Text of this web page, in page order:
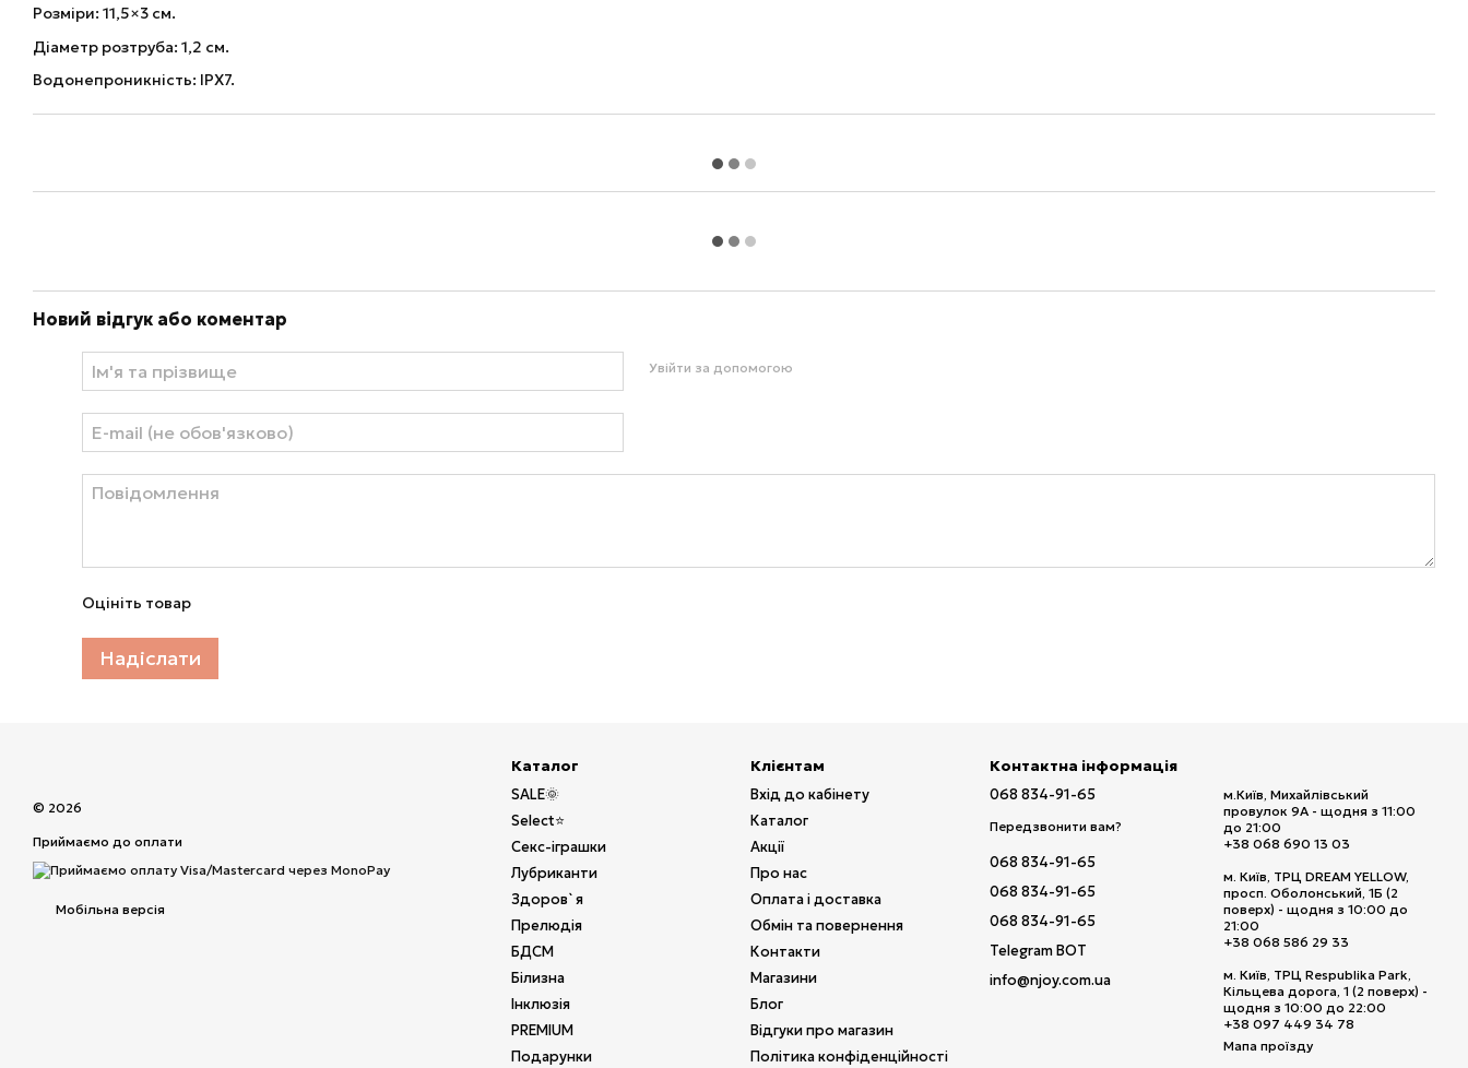
Розміри: 11,5×3 см.
Діаметр розтруба: 1,2 см.
Водонепроникність: IPX7.
Новий відгук або коментар
Увійти за допомогою
Оцініть товар
Надіслати
© 2026
Приймаємо до оплати
Мобільна версія
Каталог
SALE🌞
Select⭐
Секс-іграшки
Лубриканти
Здоров`я
Прелюдія
БДСМ
Білизна
Інклюзія
PREMIUM
Подарунки
Клієнтам
Вхід до кабінету
Каталог
Акції
Про нас
Оплата і доставка
Обмін та повернення
Контакти
Магазини
Блог
Відгуки про магазин
Політика конфіденційності
Контактна інформація
068 834-91-65
Передзвонити вам?
068 834-91-65
068 834-91-65
068 834-91-65
Telegram BOT
info@njoy.com.ua
м.Київ, Михайлівський
провулок 9А - щодня з 11:00
до 21:00
+38 068 690 13 03
м. Київ, ТРЦ DREAM YELLOW,
просп. Оболонський, 1Б (2
поверх) - щодня з 10:00 до
21:00
+38 068 586 29 33
м. Київ, ТРЦ Respublika Park,
Кільцева дорога, 1 (2 поверх) -
щодня з 10:00 до 22:00
+38 097 449 34 78
Мапа проїзду